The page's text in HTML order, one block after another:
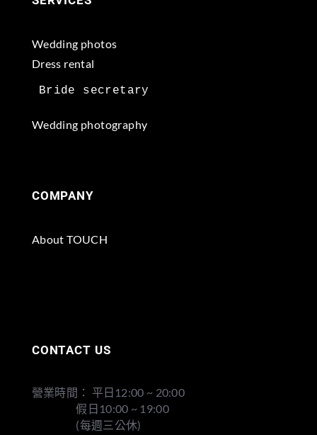
Wedding photos
Dress rental
Wedding photography
COMPANY
About TOUCH
CONTACT US
營業時間： 平日12:00 ~ 20:00
假日10:00 ~ 19:00
(每週三公休)